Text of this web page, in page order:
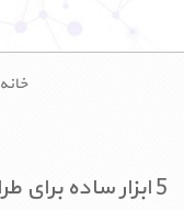
خانه
5 ابزار ساده برای طراحی وب سایت